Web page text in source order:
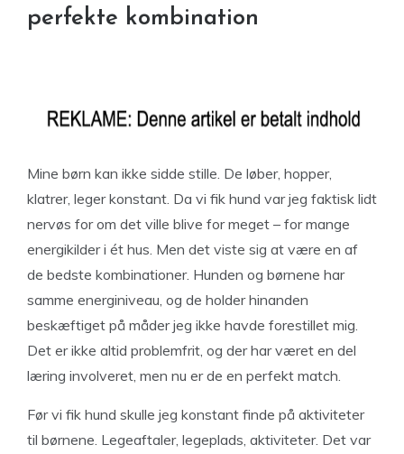
perfekte kombination
Mine børn kan ikke sidde stille. De løber, hopper,
klatrer, leger konstant. Da vi fik hund var jeg faktisk lidt
nervøs for om det ville blive for meget – for mange
energikilder i ét hus. Men det viste sig at være en af
de bedste kombinationer. Hunden og børnene har
samme energiniveau, og de holder hinanden
beskæftiget på måder jeg ikke havde forestillet mig.
Det er ikke altid problemfrit, og der har været en del
læring involveret, men nu er de en perfekt match.
Før vi fik hund skulle jeg konstant finde på aktiviteter
til børnene. Legeaftaler, legeplads, aktiviteter. Det var